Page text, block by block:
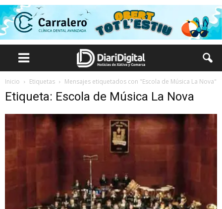
Inicio Etiquetas Mensajes etiquetados con "Escola de Música La Nova"
Etiqueta: Escola de Música La Nova